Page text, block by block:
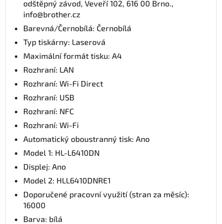
odštěpný závod, Veveří 102, 616 00 Brno.,
info@brother.cz
Barevná/Černobílá: Černobílá
Typ tiskárny: Laserová
Maximální formát tisku: A4
Rozhraní: LAN
Rozhraní: Wi-Fi Direct
Rozhraní: USB
Rozhraní: NFC
Rozhraní: Wi-Fi
Automatický oboustranný tisk: Ano
Model 1: HL-L6410DN
Displej: Ano
Model 2: HLL6410DNRE1
Doporučené pracovní využití (stran za měsíc):
16000
Barva: bílá